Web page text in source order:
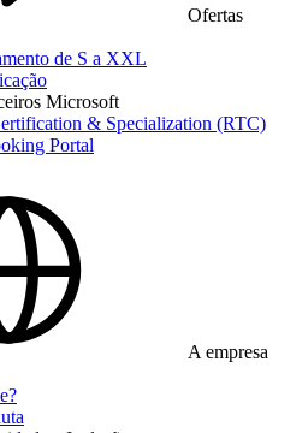
Ofertas
de S a XXL
Microsoft
& Specialization (RTC)
Portal
A empresa